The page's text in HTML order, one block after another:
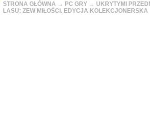
STRONA GŁÓWNA → PC GRY → UKRYTYMI
LASU: ZEW MIŁOŚCI. EDYCJA KOLEKCJONERSKA